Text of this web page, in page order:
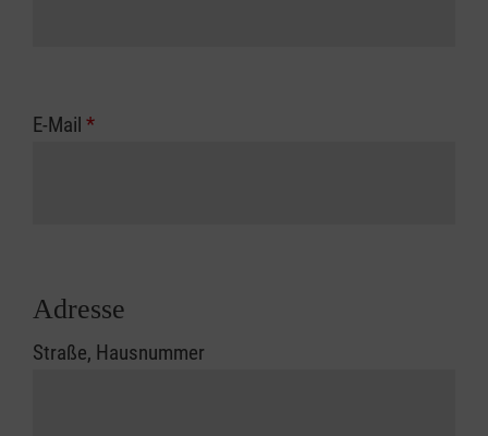
E-Mail *
Adresse
Straße, Hausnummer